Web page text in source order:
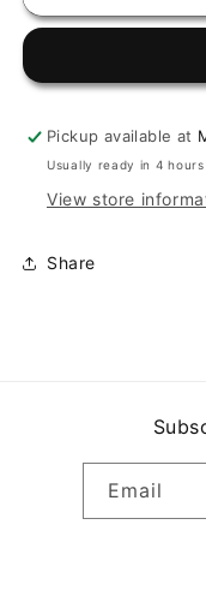
YEGUEROS
EN
CIUDAD
EN
Pickup available at
Usually ready in 4 hours
View store
Share
Email